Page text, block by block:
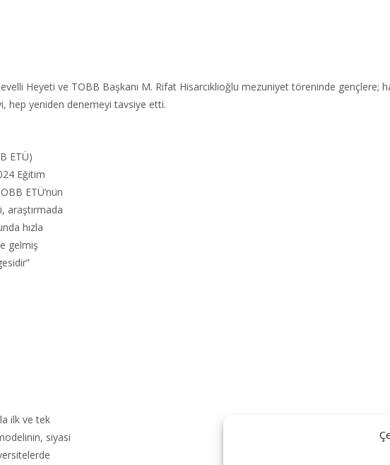
Heyeti ve TOBB Başkanı M. Rifat Hisarcıklıoğlu mezuniyet töreninde gençlere;
hep yeniden denemeyi tavsiye etti.​
ETÜ)
Eğitim
ETÜ’nün
araştırmada
hızla
gelmiş
ilk ve tek
siyasi